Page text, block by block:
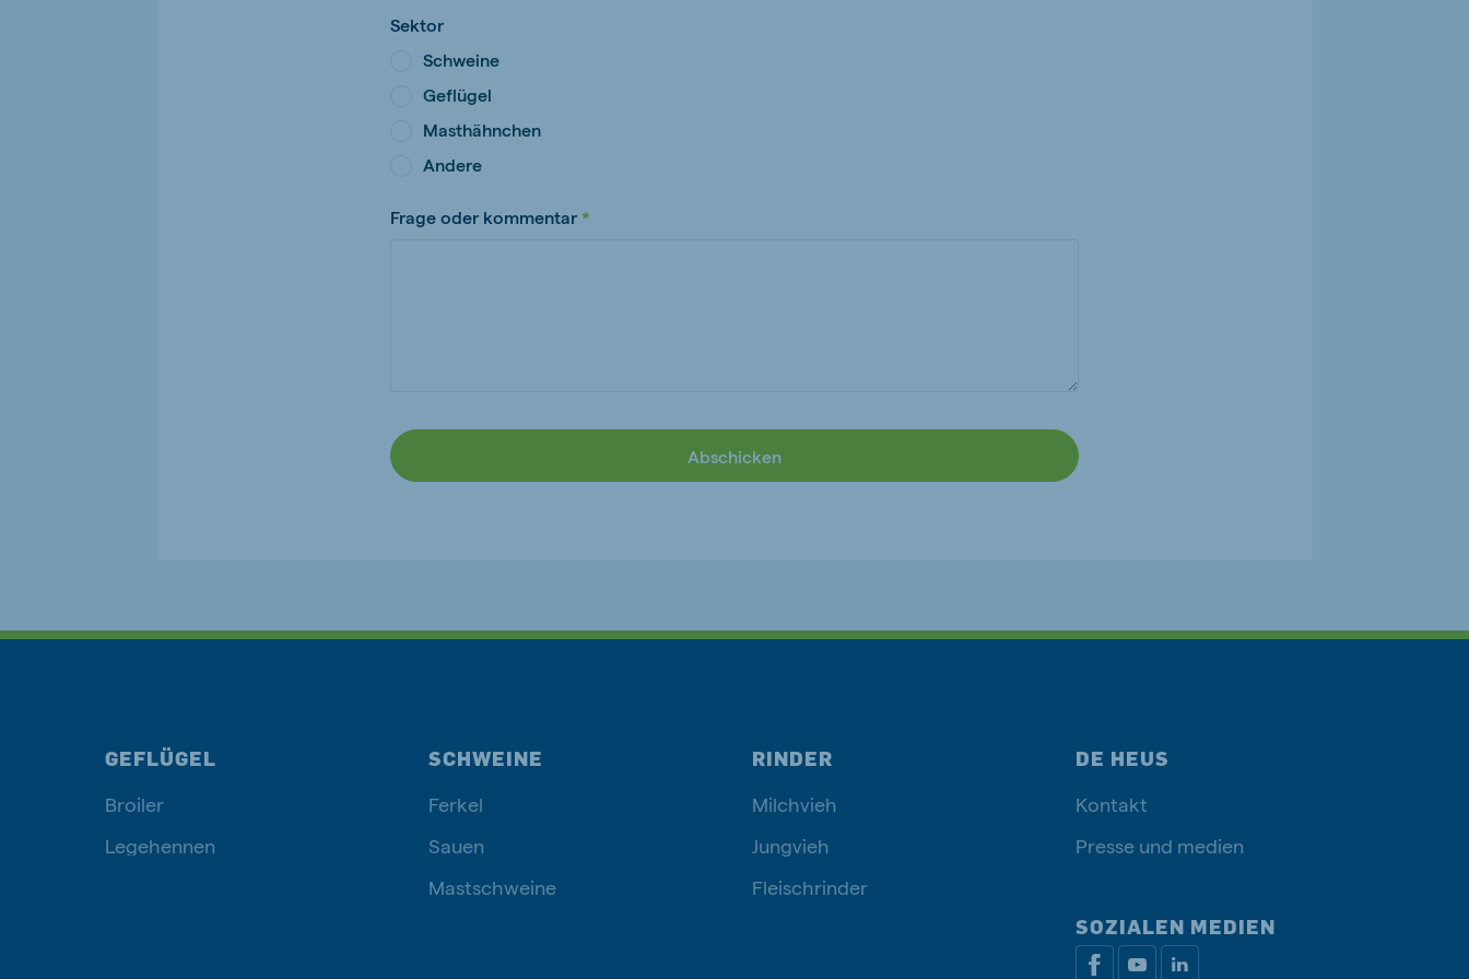
Sektor
Schweine
Geflügel
Masthähnchen
Andere
Frage oder kommentar
Abschicken
GEFLÜGEL
Broiler
Legehennen
SCHWEINE
Ferkel
Sauen
Mastschweine
RINDER
Milchvieh
Jungvieh
Fleischrinder
DE HEUS
Kontakt
Presse und medien
SOZIALEN MEDIEN